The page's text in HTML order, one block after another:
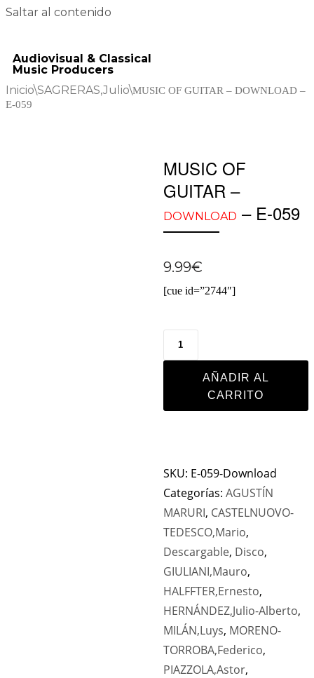
Saltar al contenido
Audiovisual & Classical
Music Producers
Inicio\SAGRERAS,Julio\MUSIC OF GUITAR – DOWNLOAD –
E-059
MUSIC OF
GUITAR –
DOWNLOAD – E-059
9.99€
[cue id=”2744″]
AÑADIR AL
CARRITO
SKU: E-059-Download
Categorías: AGUSTÍN
MARURI, CASTELNUOVO-
TEDESCO,Mario,
Descargable, Disco,
GIULIANI,Mauro,
HALFFTER,Ernesto,
HERNÁNDEZ,Julio-Alberto,
MILÁN,Luys, MORENO-
TORROBA,Federico,
PIAZZOLA,Astor,